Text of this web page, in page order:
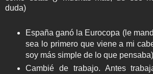
duda)
España ganó la Eurocopa (le
sea lo primero que viene a mi
soy más simple de lo que pensaba)
Cambié de trabajo. Antes